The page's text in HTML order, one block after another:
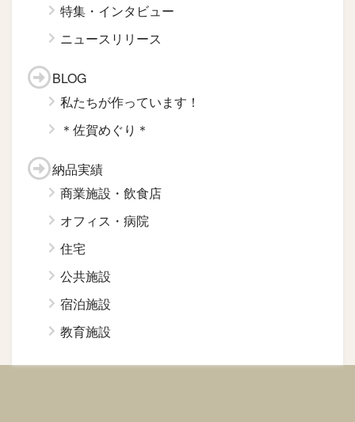
特集・インタビュー
ニュースリリース
BLOG
私たちが作っています！
＊佐賀めぐり＊
納品実績
商業施設・飲食店
オフィス・病院
住宅
公共施設
宿泊施設
教育施設